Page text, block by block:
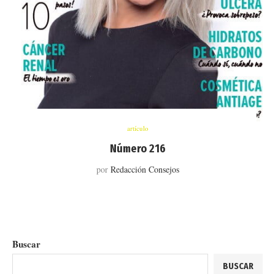
artículo
Número 216
por Redacción Consejos
Buscar
BUSCAR